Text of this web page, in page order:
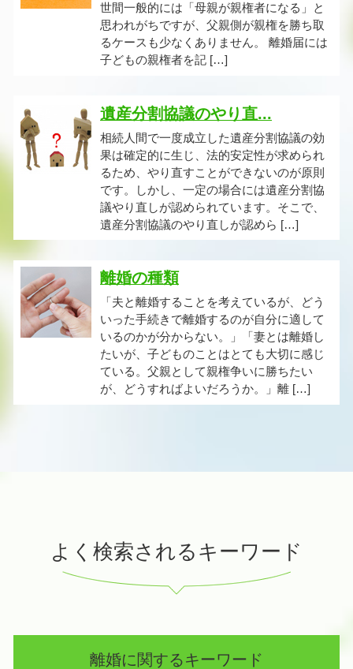
世間一般的には「母親が親権者になる」と
思われがちですが、父親側が親権を勝ち取
るケースも少なくありません。 離婚届には
子どもの親権者を記 […]
遺産分割協議のやり直...
相続人間で一度成立した遺産分割協議の効
果は確定的に生じ、法的安定性が求められ
るため、やり直すことができないのが原則
です。しかし、一定の場合には遺産分割協
議やり直しが認められています。そこで、
遺産分割協議のやり直しが認めら […]
離婚の種類
「夫と離婚することを考えているが、どう
いった手続きで離婚するのが自分に適して
いるのかが分からない。」「妻とは離婚し
たいが、子どものことはとても大切に感じ
ている。父親として親権争いに勝ちたい
が、どうすればよいだろうか。」離 […]
よく検索されるキーワード
離婚に関するキーワード